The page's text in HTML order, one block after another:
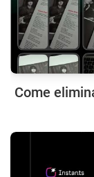
Come